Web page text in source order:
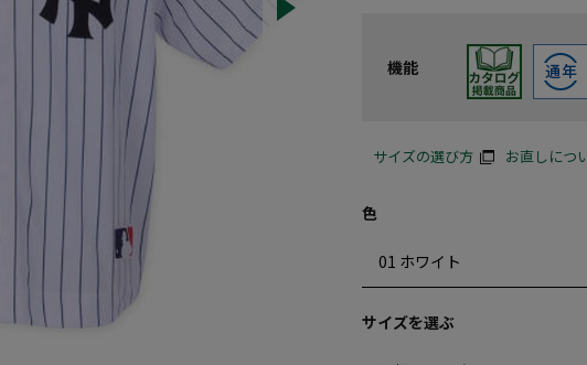
機能
サイズの選び方 お直しにつ
色
サイズを選ぶ